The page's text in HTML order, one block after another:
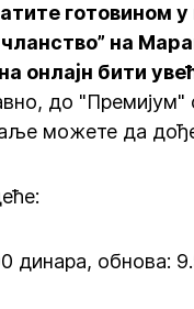
готовином
на
онлајн бити
до "Премијум"
можете да
динара, обнова: